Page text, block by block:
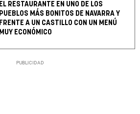
EL RESTAURANTE EN UNO DE LOS
PUEBLOS MÁS BONITOS DE NAVARRA Y
FRENTE A UN CASTILLO CON UN MENÚ
MUY ECONÓMICO